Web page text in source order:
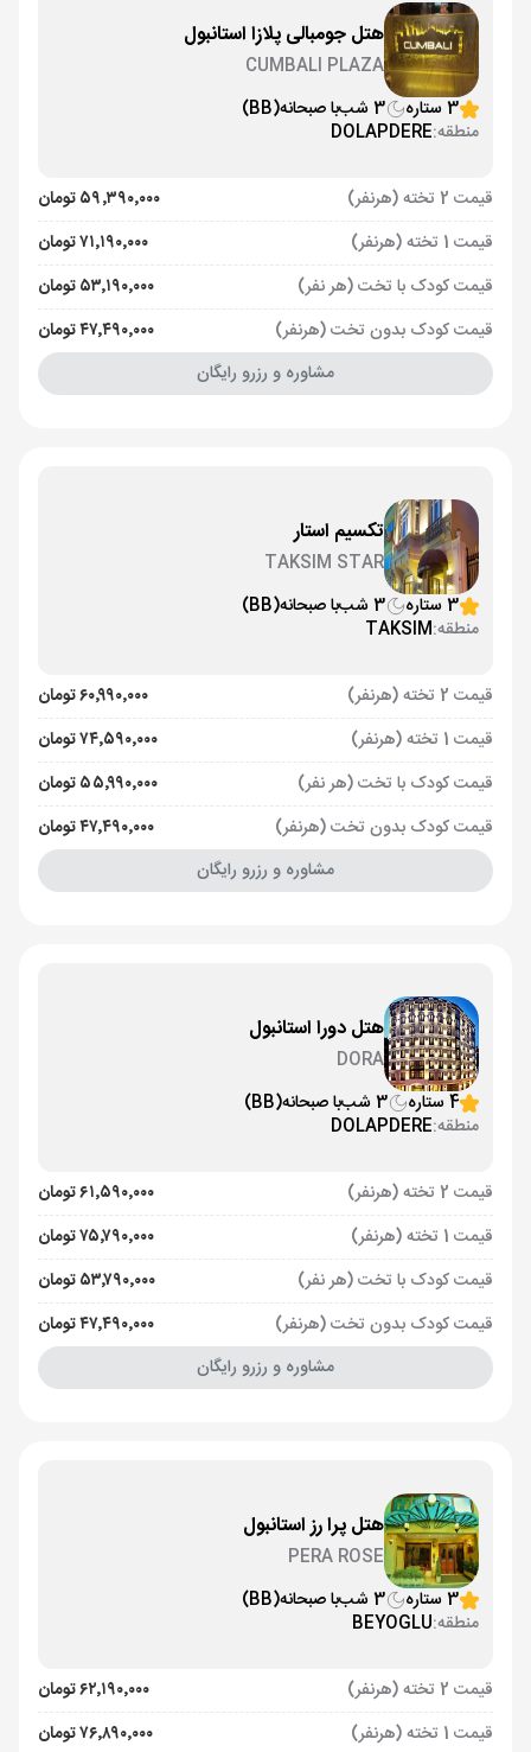
هتل جومبالی پلازا استانبول
CUMBALI PLAZA
3 ستاره
3 شب با صبحانه(BB)
منطقه:DOLAPDERE
قیمت 2 تخته (هرنفر)
۵۹٬۳۹۰٬۰۰۰ تومان
قیمت 1 تخته (هرنفر)
۷۱٬۱۹۰٬۰۰۰ تومان
قیمت کودک با تخت (هر نفر)
۵۳٬۱۹۰٬۰۰۰ تومان
قیمت کودک بدون تخت (هرنفر)
۴۷٬۴۹۰٬۰۰۰ تومان
مشاوره و رزرو رایگان
تکسیم استار
TAKSIM STAR
3 ستاره
3 شب با صبحانه(BB)
منطقه:TAKSIM
قیمت 2 تخته (هرنفر)
۶۰٬۹۹۰٬۰۰۰ تومان
قیمت 1 تخته (هرنفر)
۷۴٬۵۹۰٬۰۰۰ تومان
قیمت کودک با تخت (هر نفر)
۵۵٬۹۹۰٬۰۰۰ تومان
قیمت کودک بدون تخت (هرنفر)
۴۷٬۴۹۰٬۰۰۰ تومان
مشاوره و رزرو رایگان
هتل دورا استانبول
DORA
4 ستاره
3 شب با صبحانه(BB)
منطقه:DOLAPDERE
قیمت 2 تخته (هرنفر)
۶۱٬۵۹۰٬۰۰۰ تومان
قیمت 1 تخته (هرنفر)
۷۵٬۷۹۰٬۰۰۰ تومان
قیمت کودک با تخت (هر نفر)
۵۳٬۷۹۰٬۰۰۰ تومان
قیمت کودک بدون تخت (هرنفر)
۴۷٬۴۹۰٬۰۰۰ تومان
مشاوره و رزرو رایگان
هتل پرا رز استانبول
PERA ROSE
3 ستاره
3 شب با صبحانه(BB)
منطقه:BEYOGLU
قیمت 2 تخته (هرنفر)
۶۲٬۱۹۰٬۰۰۰ تومان
قیمت 1 تخته (هرنفر)
۷۶٬۸۹۰٬۰۰۰ تومان